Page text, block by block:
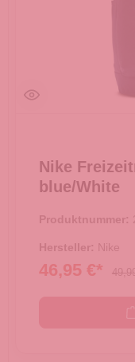
Nike
blue/White
Produktnummer:
Hersteller: Nike
46,95 €*